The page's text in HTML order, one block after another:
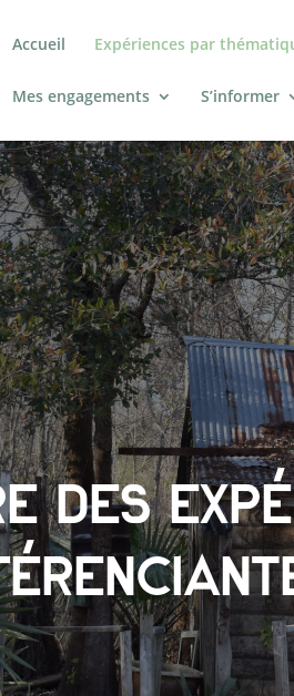
Accueil Expériences par
Mes engagements S’informer
DES